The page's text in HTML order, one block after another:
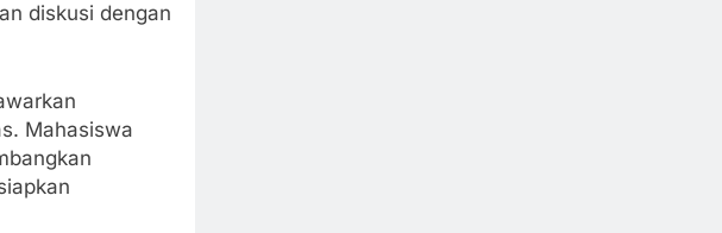
diskusi dengan
Mahasiswa